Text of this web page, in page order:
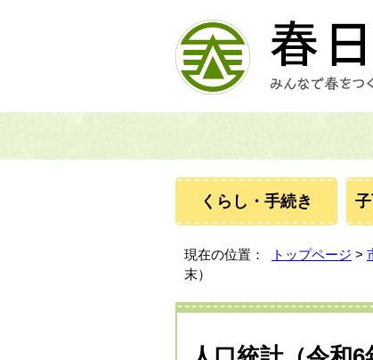
くらし・手続き
現在の位置： トップページ >
末）